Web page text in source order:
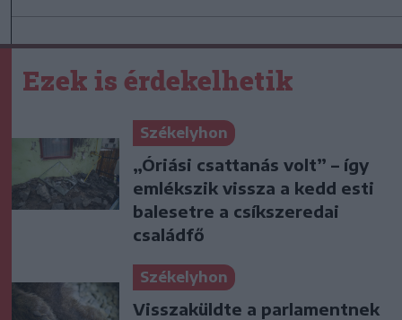
Ezek is érdekelhetik
Székelyhon
„Óriási csattanás volt” – így
emlékszik vissza a kedd esti
balesetre a csíkszeredai
családfő
Székelyhon
Visszaküldte a parlamentnek